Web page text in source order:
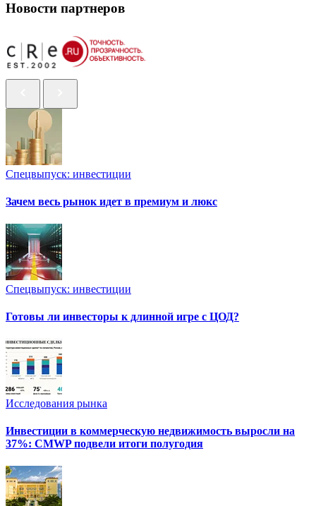
Новости партнеров
Спецвыпуск: инвестиции
Зачем весь рынок идет в премиум и люкс
Спецвыпуск: инвестиции
Готовы ли инвесторы к длинной игре с ЦОД?
Исследования рынка
Инвестиции в коммерческую недвижимость выросли на
37%: CMWP подвели итоги полугодия